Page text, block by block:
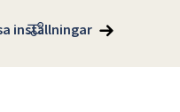
inställningar